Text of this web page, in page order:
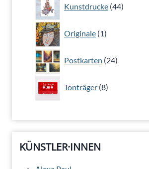
Kunstdrucke 44
Produkte
Originale 1
Produkt
Postkarten 24
Produkte
Tonträger 8
Produkte
KÜNSTLER·INNEN